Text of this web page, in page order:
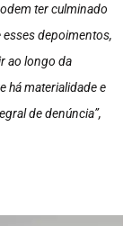
ter culminado
esses depoimentos,
ao longo da
há materialidade e
de denúncia”,